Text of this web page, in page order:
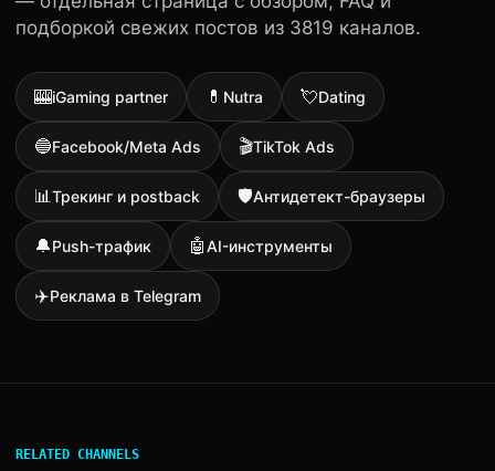
подборкой свежих постов из 3819 каналов.
🎰iGaming partner 💊 Nutra 💘Dating
🔵Facebook/Meta Ads 🎬TikTok Ads
📊Трекинг и postback 🛡Антидетект-браузеры
🔔Push-трафик 🤖AI-инструменты
✈️Реклама в Telegram
RELATED CHANNELS